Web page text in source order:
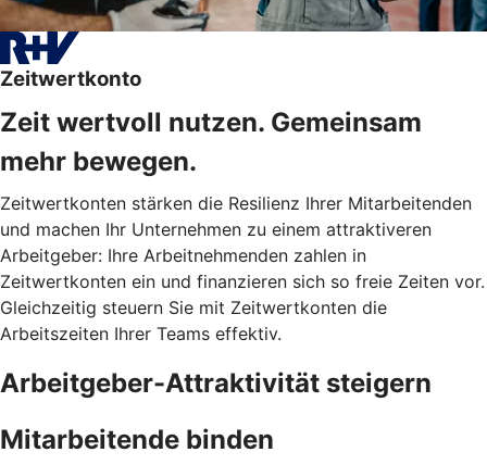
Zeitwertkonto
Zeit wertvoll nutzen. Gemeinsam
mehr bewegen.
Zeitwertkonten stärken die Resilienz Ihrer Mitarbeitenden
und machen Ihr Unternehmen zu einem attraktiveren
Arbeitgeber: Ihre Arbeitnehmenden zahlen in
Zeitwertkonten ein und finanzieren sich so freie Zeiten vor.
Gleichzeitig steuern Sie mit Zeitwertkonten die
Arbeitszeiten Ihrer Teams effektiv.
Arbeitgeber-Attraktivität steigern
Mitarbeitende binden